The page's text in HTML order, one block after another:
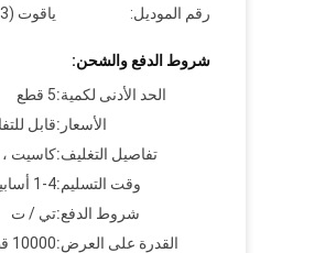
رقم الموديل:
ياقوت (Al2O3)
شروط الدفع والشحن:
الحد الأدنى لكمية:5 قطع
الأسعار:قابل
تفاصيل التغليف:كاسيت ،
وقت التسليم:1-4 أسابيع
شروط الدفع:تي / ت
القدرة على العرض:10000 قطعة / شهر